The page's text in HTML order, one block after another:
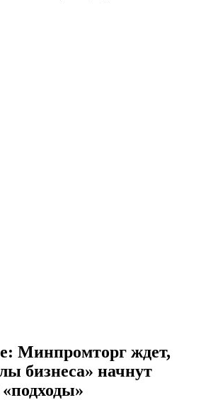
Минпромторг ждет,
бизнеса» начнут